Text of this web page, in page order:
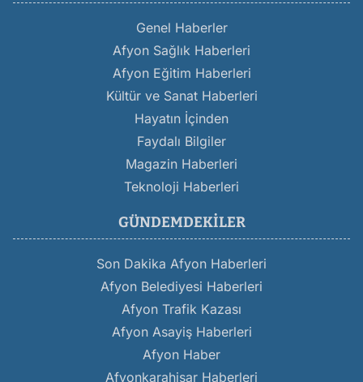
Genel Haberler
Afyon Sağlık Haberleri
Afyon Eğitim Haberleri
Kültür ve Sanat Haberleri
Hayatın İçinden
Faydalı Bilgiler
Magazin Haberleri
Teknoloji Haberleri
GÜNDEMDEKILER
Son Dakika Afyon Haberleri
Afyon Belediyesi Haberleri
Afyon Trafik Kazası
Afyon Asayiş Haberleri
Afyon Haber
Afyonkarahisar Haberleri